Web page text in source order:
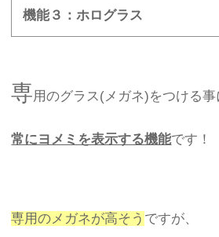
機能３：ホログラス
専用のグラス(メガネ)をつける事
常にヨメミを表示する機能です！
専用のメガネが高そう ですが、